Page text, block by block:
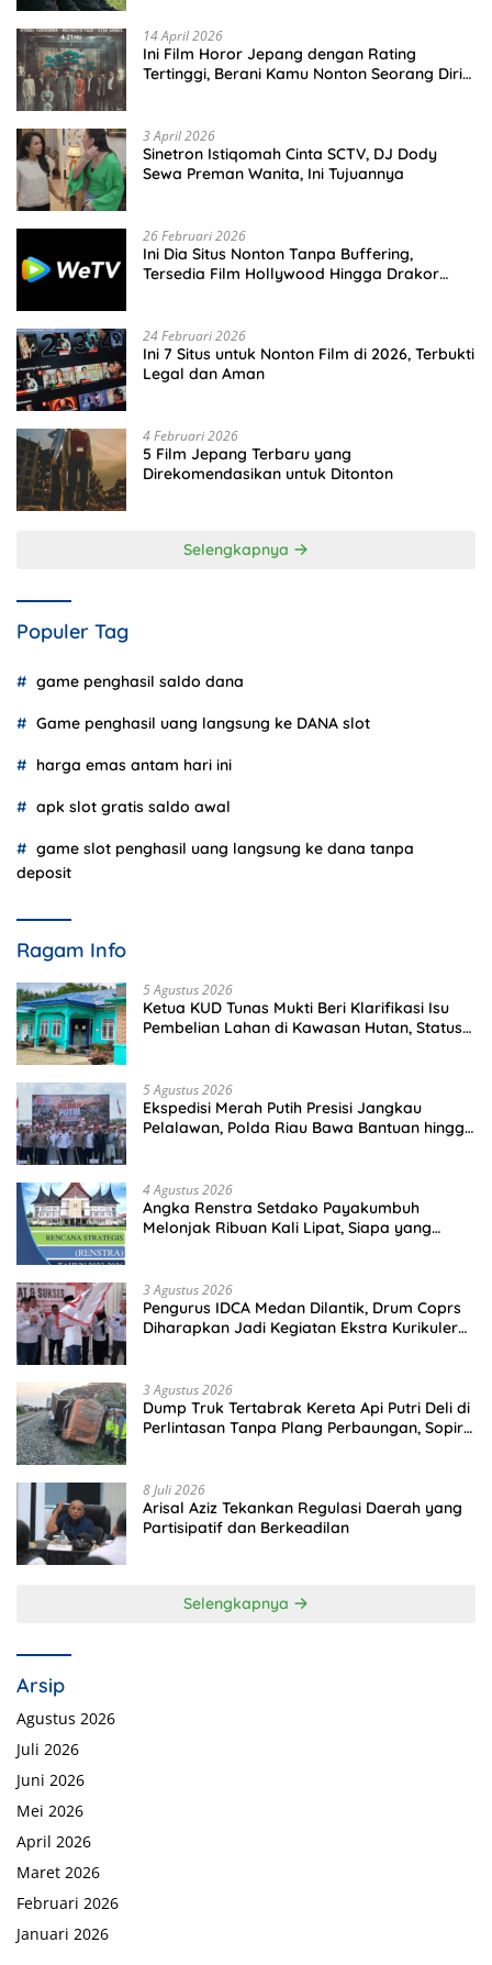
14 April 2026
Ini Film Horor Jepang dengan Rating
Tertinggi, Berani Kamu Nonton Seorang Diri
3 April 2026
Sinetron Istiqomah Cinta SCTV, DJ Dody
Sewa Preman Wanita, Ini Tujuannya
26 Februari 2026
Ini Dia Situs Nonton Tanpa Buffering,
Tersedia Film Hollywood Hingga Drakor
24 Februari 2026
Ini 7 Situs untuk Nonton Film di 2026, Terbukti
Legal dan Aman
4 Februari 2026
5 Film Jepang Terbaru yang
Direkomendasikan untuk Ditonton
Selengkapnya
Populer Tag
game penghasil saldo dana
Game penghasil uang langsung ke DANA slot
harga emas antam hari ini
apk slot gratis saldo awal
game slot penghasil uang langsung ke dana tanpa
deposit
Ragam Info
5 Agustus 2026
Ketua KUD Tunas Mukti Beri Klarifikasi Isu
Pembelian Lahan di Kawasan Hutan, Status
5 Agustus 2026
Ekspedisi Merah Putih Presisi Jangkau
Pelalawan, Polda Riau Bawa Bantuan hingga
4 Agustus 2026
Angka Renstra Setdako Payakumbuh
Melonjak Ribuan Kali Lipat, Siapa yang
3 Agustus 2026
Pengurus IDCA Medan Dilantik, Drum Coprs
Diharapkan Jadi Kegiatan Ekstra Kurikuler
3 Agustus 2026
Dump Truk Tertabrak Kereta Api Putri Deli di
Perlintasan Tanpa Plang Perbaungan, Sopir
8 Juli 2026
Arisal Aziz Tekankan Regulasi Daerah yang
Partisipatif dan Berkeadilan
Selengkapnya
Arsip
Agustus 2026
Juli 2026
Juni 2026
Mei 2026
April 2026
Maret 2026
Februari 2026
Januari 2026